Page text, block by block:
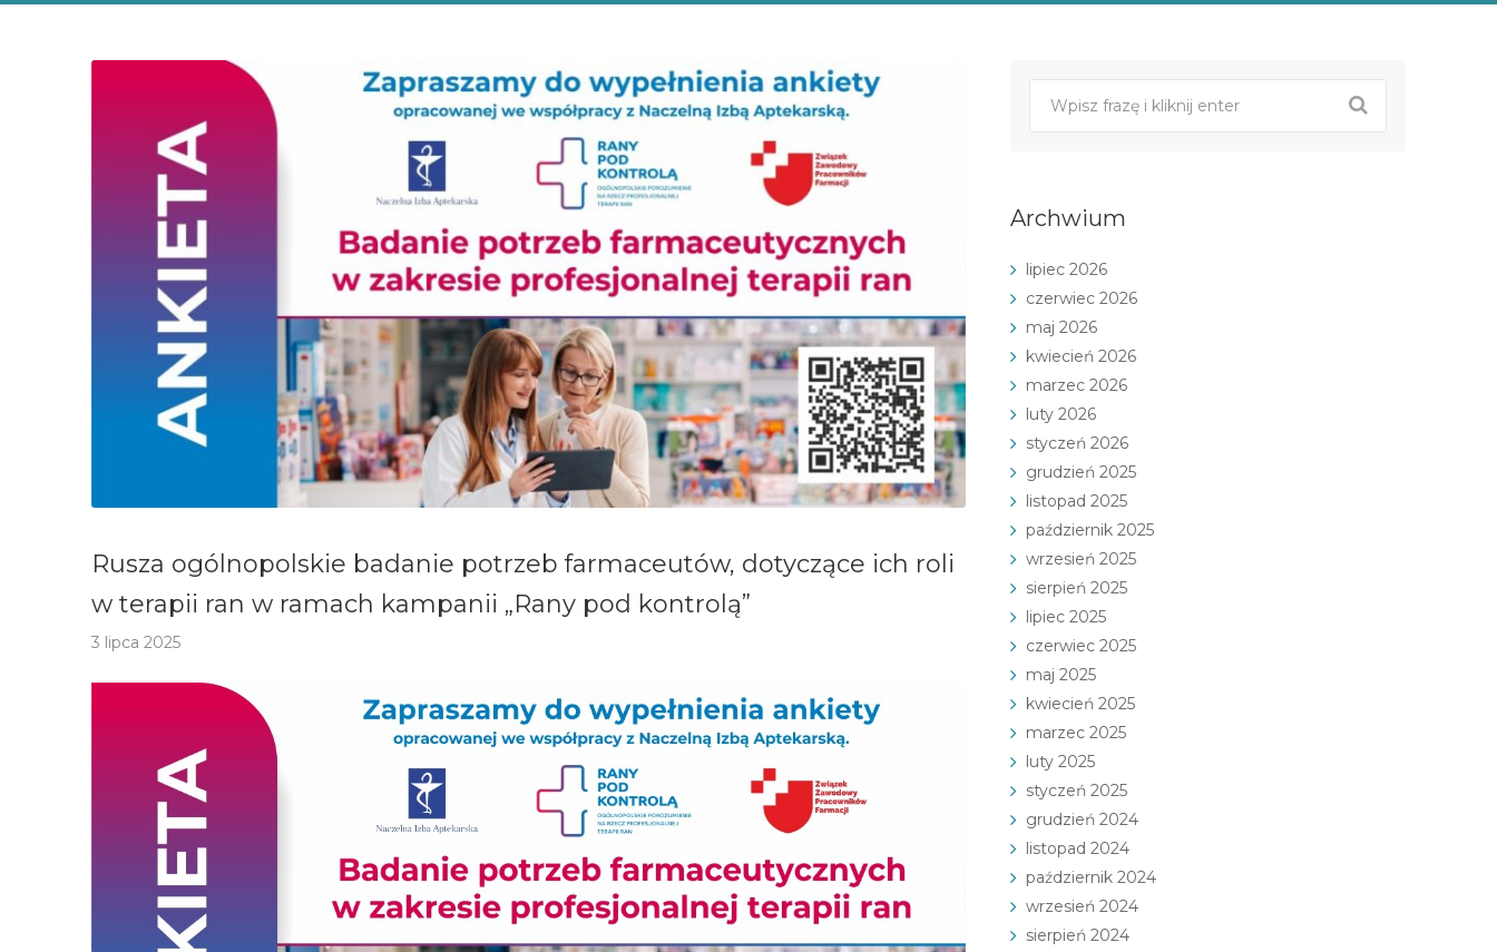
Rusza ogólnopolskie badanie potrzeb farmaceutów, dotyczące ich roli
w terapii ran w ramach kampanii „Rany pod kontrolą”
3 lipca 2025
Archwium
lipiec 2026
czerwiec 2026
maj 2026
kwiecień 2026
marzec 2026
luty 2026
styczeń 2026
grudzień 2025
listopad 2025
październik 2025
wrzesień 2025
sierpień 2025
lipiec 2025
czerwiec 2025
maj 2025
kwiecień 2025
marzec 2025
luty 2025
styczeń 2025
grudzień 2024
listopad 2024
październik 2024
wrzesień 2024
sierpień 2024